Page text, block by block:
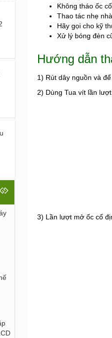
Không tháo ốc
Thao tác nhẹ
Hãy gọi cho kỹ
Xử lý bóng đèn
Hướng dẫn
1) Rút dây nguồn và
2) Dùng Tua vít lần
3) Lần lượt mở ốc cố